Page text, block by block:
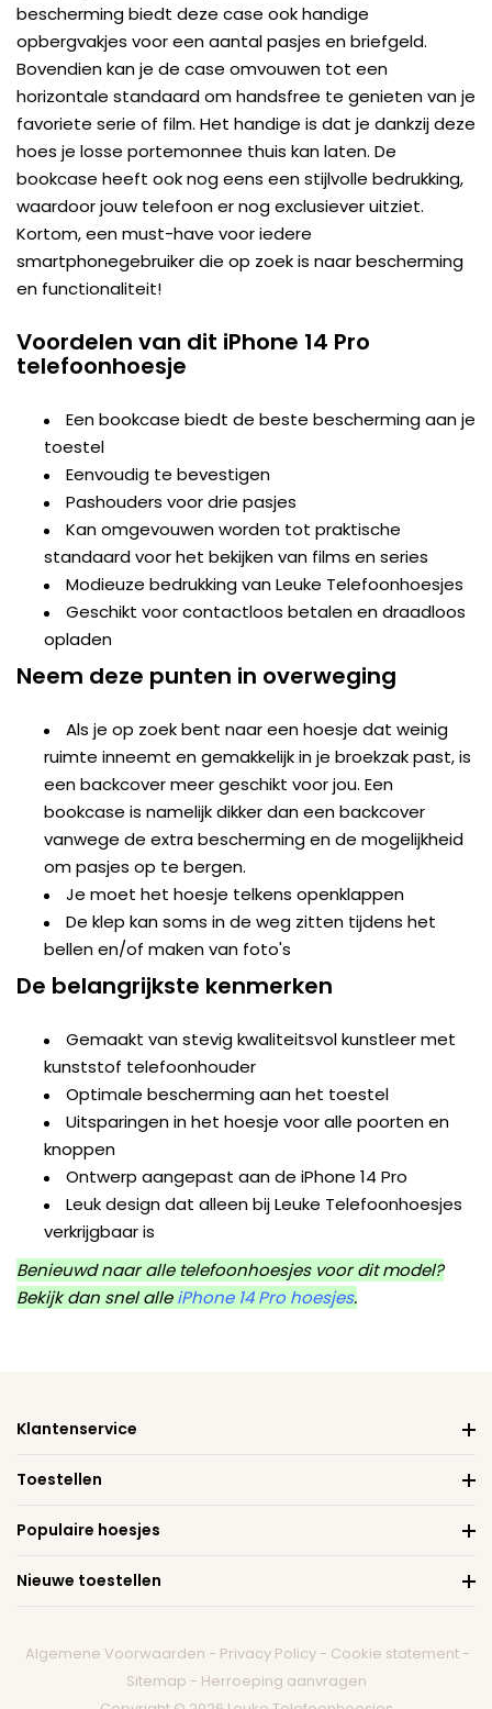
bescherming biedt deze case ook handige
opbergvakjes voor een aantal pasjes en briefgeld.
Bovendien kan je de case omvouwen tot een
horizontale standaard om handsfree te genieten van je
favoriete serie of film. Het handige is dat je dankzij deze
hoes je losse portemonnee thuis kan laten. De
bookcase heeft ook nog eens een stijlvolle bedrukking,
waardoor jouw telefoon er nog exclusiever uitziet.
Kortom, een must-have voor iedere
smartphonegebruiker die op zoek is naar bescherming
en functionaliteit!
Voordelen van dit iPhone 14 Pro
telefoonhoesje
Een bookcase biedt de beste bescherming aan je
toestel
Eenvoudig te bevestigen
Pashouders voor drie pasjes
Kan omgevouwen worden tot praktische
standaard voor het bekijken van films en series
Modieuze bedrukking van Leuke Telefoonhoesjes
Geschikt voor contactloos betalen en draadloos
opladen
Neem deze punten in overweging
Als je op zoek bent naar een hoesje dat weinig
ruimte inneemt en gemakkelijk in je broekzak past, is
een backcover meer geschikt voor jou. Een
bookcase is namelijk dikker dan een backcover
vanwege de extra bescherming en de mogelijkheid
om pasjes op te bergen.
Je moet het hoesje telkens openklappen
De klep kan soms in de weg zitten tijdens het
bellen en/of maken van foto's
De belangrijkste kenmerken
Gemaakt van stevig kwaliteitsvol kunstleer met
kunststof telefoonhouder
Optimale bescherming aan het toestel
Uitsparingen in het hoesje voor alle poorten en
knoppen
Ontwerp aangepast aan de iPhone 14 Pro
Leuk design dat alleen bij Leuke Telefoonhoesjes
verkrijgbaar is
Benieuwd naar alle telefoonhoesjes voor dit model?
Bekijk dan snel alleiPhone 14 Pro hoesjes.
Klantenservice
Toestellen
Populaire hoesjes
Nieuwe toestellen
Algemene Voorwaarden - Privacy Policy - Cookie statement -
Sitemap - Herroeping aanvragen